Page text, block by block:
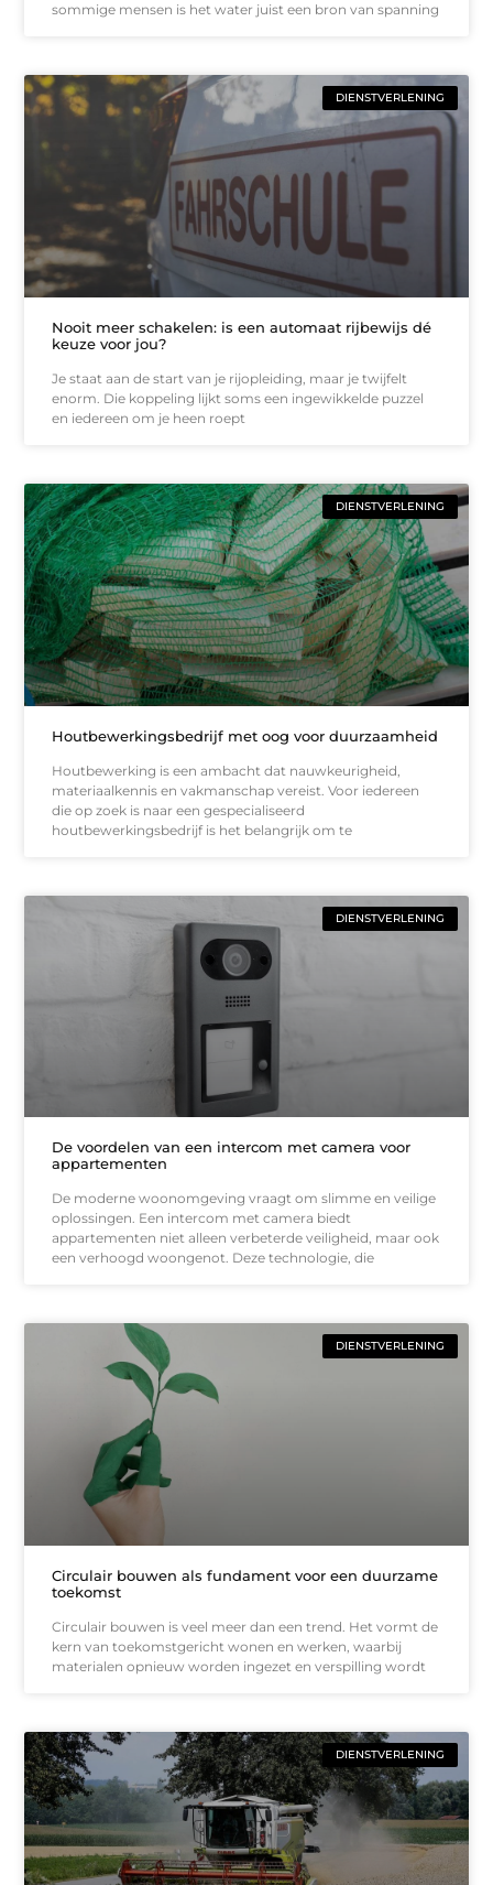
sommige mensen is het water juist een bron van spanning
DIENSTVERLENING
Nooit meer schakelen: is een automaat rijbewijs dé
keuze voor jou?
Je staat aan de start van je rijopleiding, maar je twijfelt
enorm. Die koppeling lijkt soms een ingewikkelde puzzel
en iedereen om je heen roept
DIENSTVERLENING
Houtbewerkingsbedrijf met oog voor duurzaamheid
Houtbewerking is een ambacht dat nauwkeurigheid,
materiaalkennis en vakmanschap vereist. Voor iedereen
die op zoek is naar een gespecialiseerd
houtbewerkingsbedrijf is het belangrijk om te
DIENSTVERLENING
De voordelen van een intercom met camera voor
appartementen
De moderne woonomgeving vraagt om slimme en veilige
oplossingen. Een intercom met camera biedt
appartementen niet alleen verbeterde veiligheid, maar ook
een verhoogd woongenot. Deze technologie, die
DIENSTVERLENING
Circulair bouwen als fundament voor een duurzame
toekomst
Circulair bouwen is veel meer dan een trend. Het vormt de
kern van toekomstgericht wonen en werken, waarbij
materialen opnieuw worden ingezet en verspilling wordt
DIENSTVERLENING